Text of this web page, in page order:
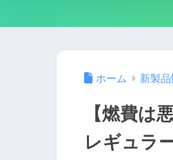
ホーム 新製品
【燃費は
レギュラ